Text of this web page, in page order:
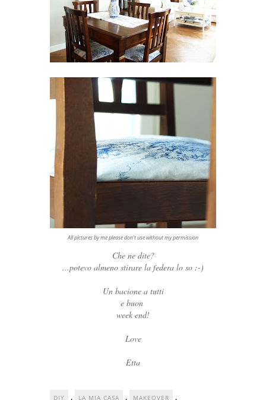
All pictures by me please don't use without my permission
Che ne dite?
...potevo almeno stirare la federa lo so :-)
Un bacione a tutti
e buon
week end!
Love
Etta
DIY , LA MIA CASA , MAKEOVER ,